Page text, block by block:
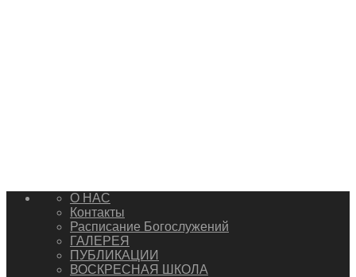
О НАС
Контакты
Расписание Богослужений
ГАЛЕРЕЯ
ПУБЛИКАЦИИ
ВОСКРЕСНАЯ ШКОЛА